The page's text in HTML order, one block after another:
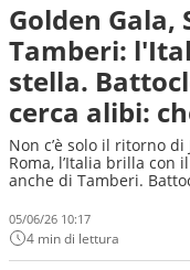
Golden Gala,
Tamberi:
stella.
cerca alibi:
Non c’è solo il ritorno
Roma, l’Italia brilla con
anche di Tamberi.
05/06/26 10:17
4 min di lettura